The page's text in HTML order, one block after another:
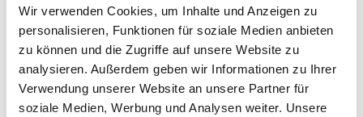
Wir verwenden Cookies, um Inhalte und Anzeigen zu
personalisieren, Funktionen für soziale Medien anbieten
zu können und die Zugriffe auf unsere Website zu
analysieren. Außerdem geben wir Informationen zu Ihrer
Verwendung unserer Website an unsere Partner für
soziale Medien, Werbung und Analysen weiter. Unsere
Fahrzeugdetails
Angebotsnummer
ABO74.224
Ausstattungslinie
ST Line
Verfügbar ab